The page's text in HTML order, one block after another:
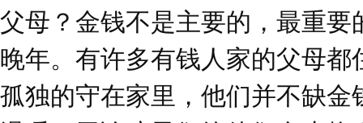
父母？金钱不是主要的，最重要
晚年。有许多有钱人家的父母
孤独的守在家里，他们并不缺金